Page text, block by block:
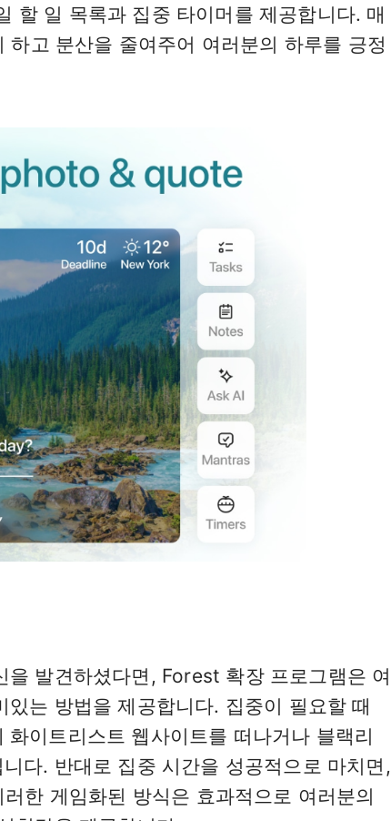
할 일 목록과 집중 타이머를 제공합니다. 매
고 분산을 줄여주어 여러분의 하루를 긍정
발견하셨다면, Forest 확장 프로그램은 여
는 방법을 제공합니다. 집중이 필요할 때
이트리스트 웹사이트를 떠나거나 블랙리
다. 반대로 집중 시간을 성공적으로 마치면,
한 게임화된 방식은 효과적으로 여러분의